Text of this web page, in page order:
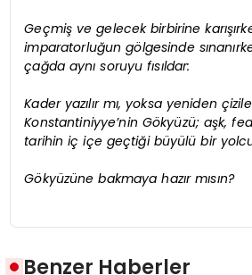
Geçmiş ve gelecek birbirine
imparatorluğun gölgesinde
çağda aynı soruyu fısıldar:
Kader yazılır mı, yoksa yeniden
Konstantiniyye’nin Gökyüzü; aşk,
tarihin iç içe geçtiği büyülü bir
Gökyüzüne bakmaya hazır mısın?
Benzer Haberler